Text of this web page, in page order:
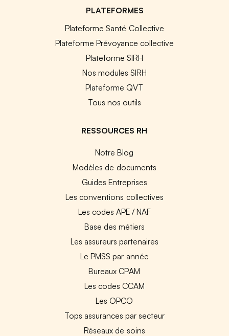
PLATEFORMES
Plateforme Santé Collective
Plateforme Prévoyance collective
Plateforme SIRH
Nos modules SIRH
Plateforme QVT
Tous nos outils
RESSOURCES RH
Notre Blog
Modèles de documents
Guides Entreprises
Les conventions collectives
Les codes APE / NAF
Base des métiers
Les assureurs partenaires
Le PMSS par année
Bureaux CPAM
Les codes CCAM
Les OPCO
Tops assurances par secteur
Réseaux de soins